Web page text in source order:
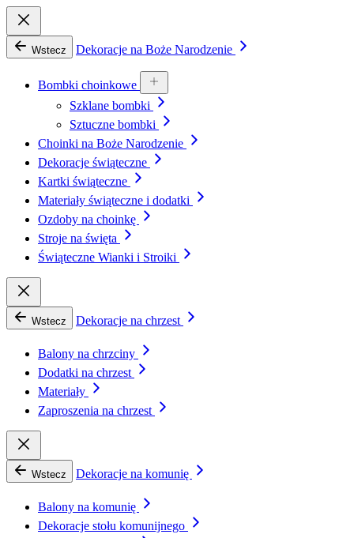
Wstecz Dekoracje na Boże Narodzenie
Bombki choinkowe
Szklane bombki
Sztuczne bombki
Choinki na Boże Narodzenie
Dekoracje świąteczne
Kartki świąteczne
Materiały świąteczne i dodatki
Ozdoby na choinkę
Stroje na święta
Świąteczne Wianki i Stroiki
Wstecz Dekoracje na chrzest
Balony na chrzciny
Dodatki na chrzest
Materiały
Zaproszenia na chrzest
Wstecz Dekoracje na komunię
Balony na komunię
Dekoracje stołu komunijnego